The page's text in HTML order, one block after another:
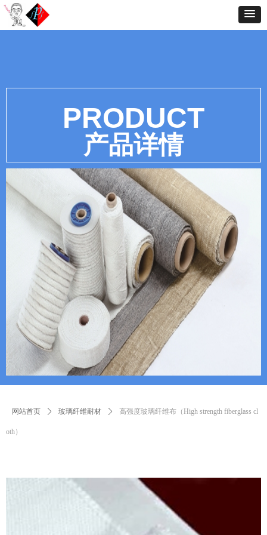
网站首页 ꄲ 玻璃纤维耐材 ꄲ 高强度玻璃纤维布（High strength fiberglass cl
oth）
控件[tem_25_34]渲染出错,Source:未将对象引用设置到对象的实例。
PRODUCT
产品详情
控件[tem_25_34]渲染出错,Source:未将对象引用设置到对象的实例。